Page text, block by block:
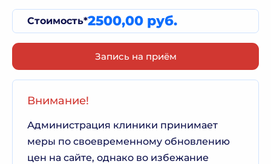
Стоимость*2500,00 руб.
Запись на приём
Внимание!
Администрация клиники принимает
меры по своевременному обновлению
цен на сайте, однако во избежание